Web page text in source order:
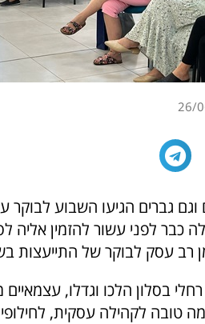
26/
נשים וגם גברים הגיעו השבוע
כבר לפני עשור להזמין אליה
רב עסק לבוקר של התייעצות
בסלון הלכו וגדלו,
טובה לקהילה עסקית,